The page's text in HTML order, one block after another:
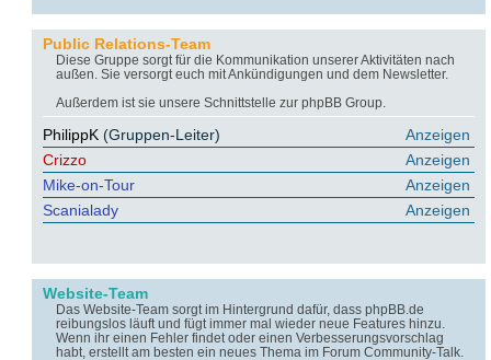
Public Relations-Team
Diese Gruppe sorgt für die Kommunikation unserer Aktivitäten nach
außen. Sie versorgt euch mit Ankündigungen und dem Newsletter.
Außerdem ist sie unsere Schnittstelle zur phpBB Group.
Anzeigen
PhilippK (Gruppen-Leiter)
Anzeigen
Crizzo
Anzeigen
Mike-on-Tour
Anzeigen
Scanialady
Website-Team
Das Website-Team sorgt im Hintergrund dafür, dass phpBB.de
reibungslos läuft und fügt immer mal wieder neue Features hinzu.
Wenn ihr einen Fehler findet oder einen Verbesserungsvorschlag
habt, erstellt am besten ein neues Thema im Forum Community-Talk.